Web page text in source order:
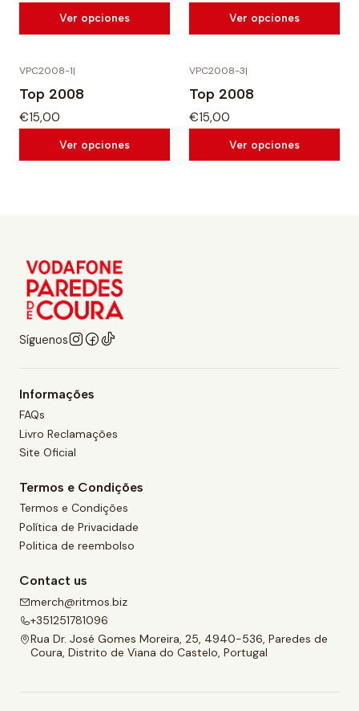
Ver opciones Ver opciones
VPC2008-1|
Top 2008
€15,00
Ver opciones
VPC2008-3|
Top 2008
€15,00
Ver opciones
Síguenos
Informações
FAQs
Livro Reclamações
Site Oficial
Termos e Condições
Termos e Condições
Política de Privacidade
Politica de reembolso
Contact us
merch@ritmos.biz
+351251781096
Rua Dr. José Gomes Moreira, 25, 4940-536, Paredes de
Coura, Distrito de Viana do Castelo, Portugal